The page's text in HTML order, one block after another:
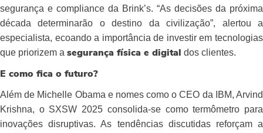
segurança e compliance da Brink’s. “As decisões da próxima
década determinarão o destino da civilização”, alertou a
especialista, ecoando a importância de investir em tecnologias
que priorizem a segurança física e digital dos clientes.
E como fica o futuro?
Além de Michelle Obama e nomes como o CEO da IBM, Arvind
Krishna, o SXSW 2025 consolida-se como termômetro para
inovações disruptivas. As tendências discutidas reforçam a